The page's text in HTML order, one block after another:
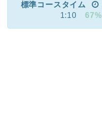
標準コースタイム
1:10